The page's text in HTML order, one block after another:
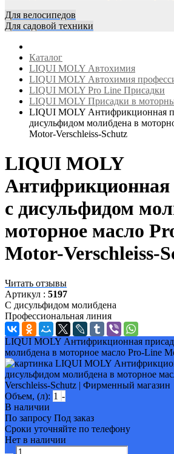
Для велосипедов
Для садовой техники
Каталог
LIQUI MOLY Автохимия
LIQUI MOLY Автохимия
LIQUI MOLY Pro Line Присадки
LIQUI MOLY Присадки в
LIQUI MOLY Антифрикционная
дисульфидом молибдена в
Motor-Verschleiss-Schutz
LIQUI MOLY
Антифрикционная
с дисульфидом
моторное масло
Motor-Verschleiss-
Читать отзывы
Артикул : 5197
C дисульфидом молибдена
Профессиональная линия
LIQUI MOLY Антифрикционная
молибдена в моторное масло Pro-Line
Объем, (л): 1 -
В наличии
По запросу Под заказ
Сроки уточняйте по телефону
Нет в наличии